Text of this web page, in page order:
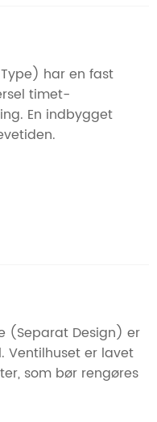
har en fast
timet-
En indbygget
(Separat Design) er
Ventilhuset er lavet
som bør rengøres